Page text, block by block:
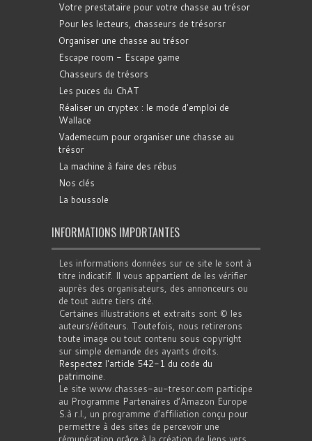
Votre prestataire pour votre chasse au trésor
Pour les lecteurs, chasseurs de trésorsr
Organiser une chasse au trésor
Escape room - Escape game
Chasseurs de trésors
Les puces du ChAT
Réaliser un cryptex : le mode d'emploi de
Wallace
Vademecum pour organiser une chasse au
trésor
La machine à faire des rébus
Nos clés
La boussole
INFORMATIONS IMPORTANTES
Les informations données sur ce site le sont à
titre indicatif. Il vous appartient de les vérifier
auprès des organisateurs, des annonceurs ou
de tout autre tiers cité.
Certaines illustrations et extraits sont © les
auteurs/éditeurs. Toutefois, nous retirerons
toute image ou tout contenu sous copyright
sur simple demande des ayants droits.
Respectez l'article 542-1 du code du
patrimoine.
Le site www.chasses-au-tresor.com participe
au Programme Partenaires d’Amazon Europe
S.à r.l., un programme d’affiliation conçu pour
permettre à des sites de percevoir une